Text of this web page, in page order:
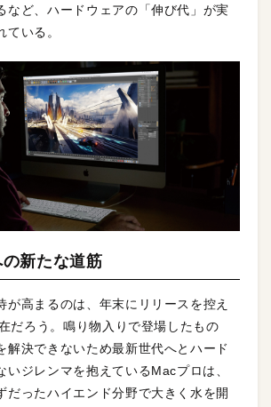
など、ハードウェアの「伸び代」が実
ている。
新たな道筋
が高まるのは、年末にリリースを控え
だろう。鳴り物入りで登場したもの
解決できないため最新世代へとハード
いジレンマを抱えているMacプロは、
だったハイエンド分野で大きく水を開